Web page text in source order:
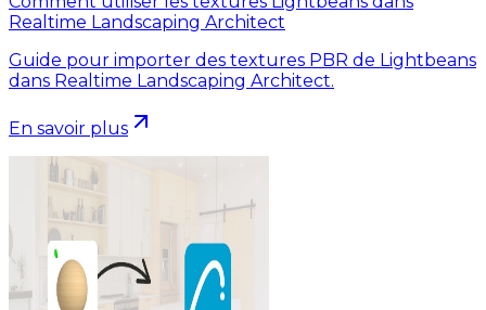
Realtime Landscaping Architect
Guide pour importer des textures PBR de Lightbeans
dans Realtime Landscaping Architect.
En savoir plus